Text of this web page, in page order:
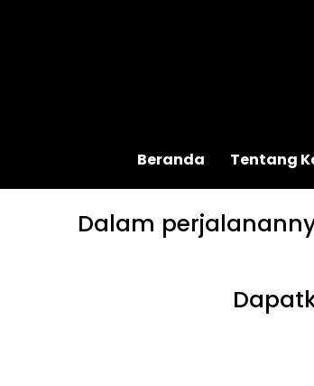
Beranda Tentang
Dalam